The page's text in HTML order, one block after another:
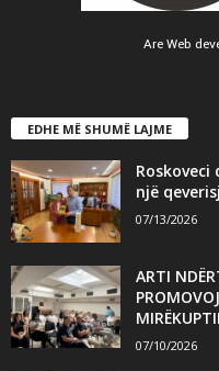
Are Web
EDHE MË SHUMË LAJME
një
07/13/2026
ARTI
07/10/2026